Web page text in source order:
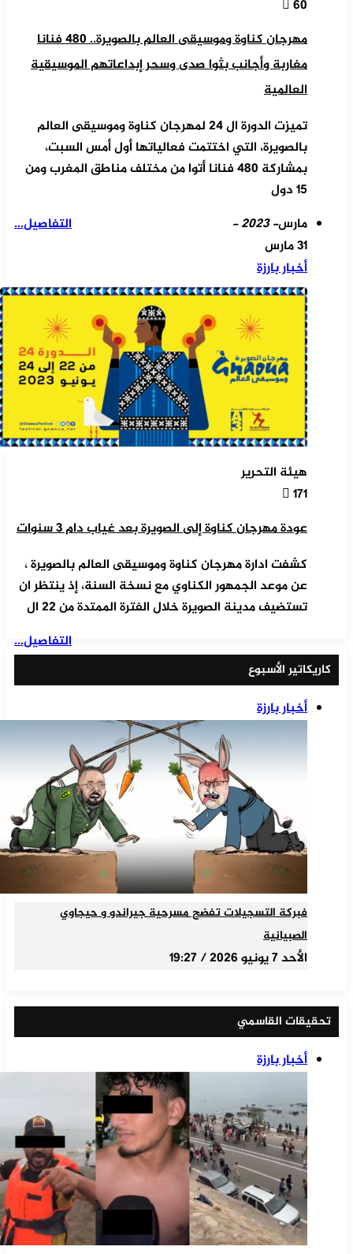
60
مهرجان كناوة وموسيقى العالم بالصويرة.. 480 فنانا
مغاربة وأجانب بثوا صدى وسحر إبداعاتهم الموسيقية
العالمية
تميزت الدورة ال 24 لمهرجان كناوة وموسيقى العالم
بالصويرة، التي اختتمت فعالياتها أول أمس السبت،
بمشاركة 480 فنانا أتوا من مختلف مناطق المغرب ومن
15 دول
التفاصيل...
مارس- 2023 -
31 مارس
أخبار بارزة
هيئة التحرير
171
عودة مهرجان كناوة إلى الصويرة بعد غياب دام 3 سنوات
كشفت ادارة مهرجان كناوة وموسيقى العالم بالصويرة ،
عن موعد الجمهور الكناوي مع نسخة السنة، إذ ينتظر ان
تستضيف مدينة الصويرة خلال الفترة الممتدة من 22 ال
التفاصيل...
كاريكاتير الأسبوع
أخبار بارزة
فبركة التسجيلات تفضح مسرحية جيراندو و حيجاوي
الصبيانية
الأحد 7 يونيو 2026 / 19:27
تحقيقات القاسمي
أخبار بارزة